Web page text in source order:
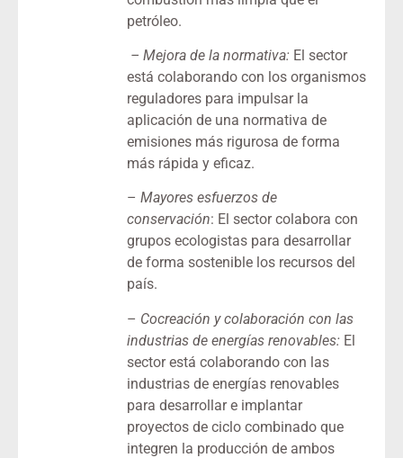
petróleo.
–Mejora de la normativa: El sector
está colaborando con los organismos
reguladores para impulsar la
aplicación de una normativa de
emisiones más rigurosa de forma
más rápida y eficaz.
– Mayores esfuerzos de
conservación: El sector colabora con
grupos ecologistas para desarrollar
de forma sostenible los recursos del
país.
– Cocreación y colaboración con las
industrias de energías renovables: El
sector está colaborando con las
industrias de energías renovables
para desarrollar e implantar
proyectos de ciclo combinado que
integren la producción de ambos